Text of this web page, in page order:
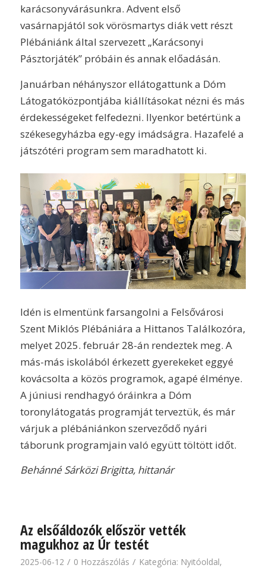
karácsonyvárásunkra. Advent első
vasárnapjától sok vörösmartys diák vett részt
Plébániánk által szervezett „Karácsonyi
Pásztorjáték” próbáin és annak előadásán.
Januárban néhányszor ellátogattunk a Dóm
Látogatóközpontjába kiállításokat nézni és más
érdekességeket felfedezni. Ilyenkor betértünk a
székesegyházba egy-egy imádságra. Hazafelé a
játszótéri program sem maradhatott ki.
Idén is elmentünk farsangolni a Felsővárosi
Szent Miklós Plébániára a Hittanos Találkozóra,
melyet 2025. február 28-án rendeztek meg. A
más-más iskolából érkezett gyerekeket eggyé
kovácsolta a közös programok, agapé élménye.
A júniusi rendhagyó óráinkra a Dóm
toronylátogatás programját terveztük, és már
várjuk a plébániánkon szerveződő nyári
táborunk programjain való együtt töltött időt.
Behánné Sárközi Brigitta, hittanár
Az elsőáldozók először vették
magukhoz az Úr testét
2025-06-12 / 0 Hozzászólás / Kategória: Nyitóoldal,